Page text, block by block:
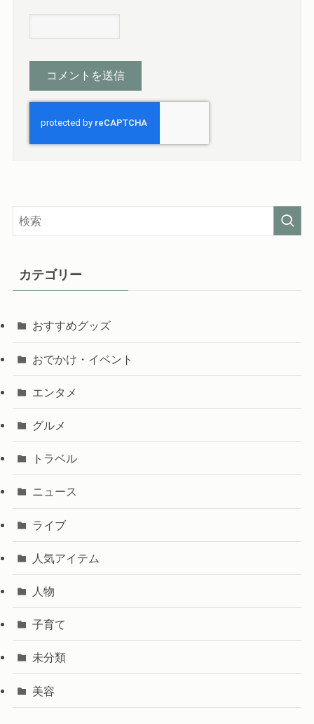
カテゴリー
おすすめグッズ
おでかけ・イベント
エンタメ
グルメ
トラベル
ニュース
ライブ
人気アイテム
人物
子育て
未分類
美容